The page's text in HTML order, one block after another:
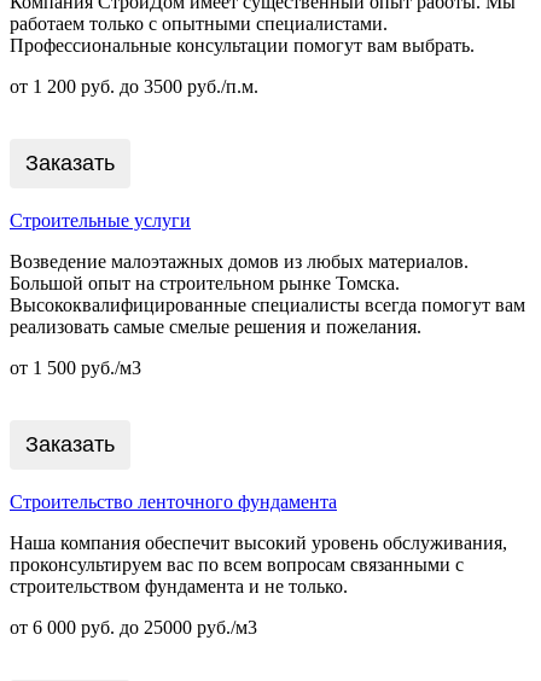
работаем только с опытными специалистами.
Профессиональные консультации помогут вам выбрать.
от 1 200 руб. до 3500 руб./п.м.
Заказать
Строительные услуги
Возведение малоэтажных домов из любых материалов.
Большой опыт на строительном рынке Томска.
Высококвалифицированные специалисты всегда помогут вам
реализовать самые смелые решения и пожелания.
от 1 500 руб./м3
Заказать
Строительство ленточного фундамента
Наша компания обеспечит высокий уровень обслуживания,
проконсультируем вас по всем вопросам связанными с
строительством фундамента и не только.
от 6 000 руб. до 25000 руб./м3